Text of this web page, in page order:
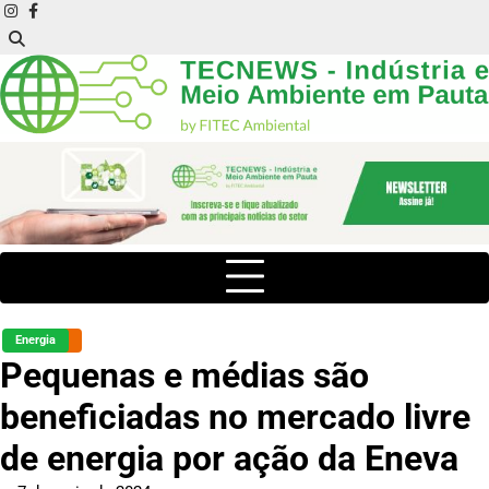
Skip
to
content
instagram
facebook
Energia
Pequenas e médias são
beneficiadas no mercado livre
de energia por ação da Eneva